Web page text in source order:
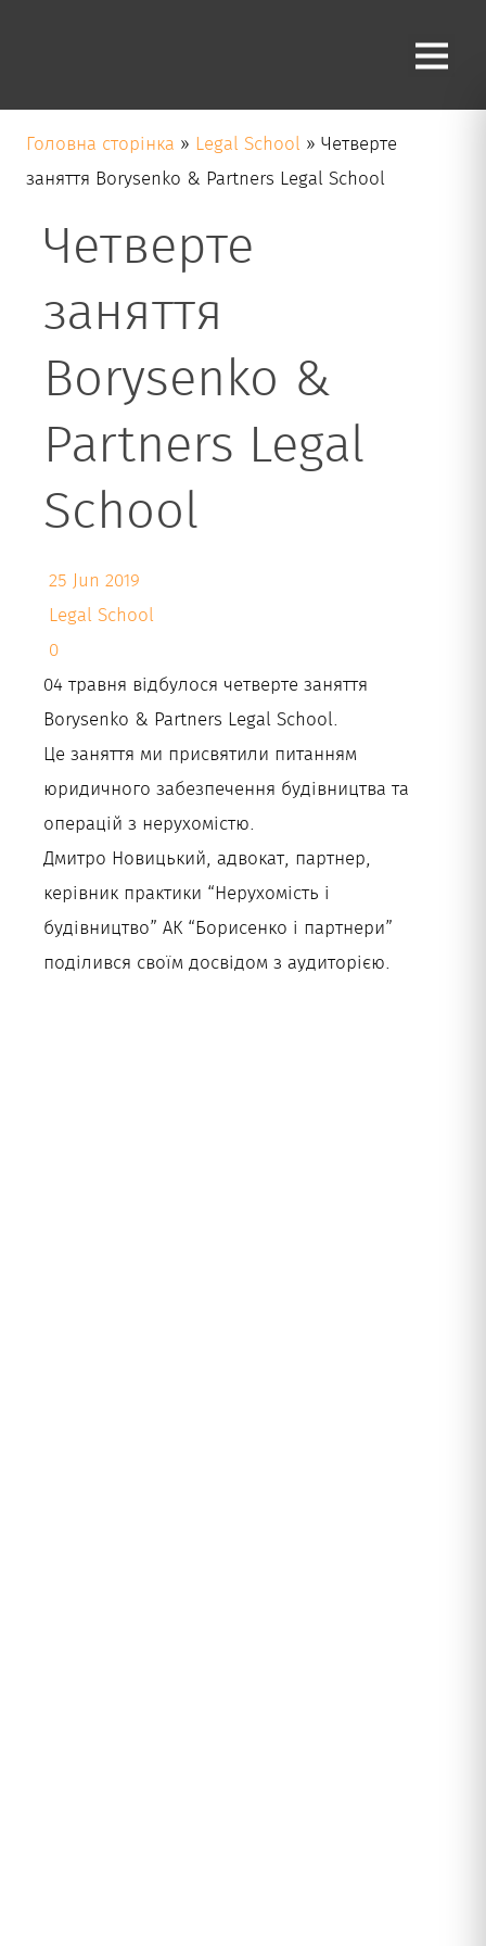
Головна сторінка » Legal School » Четверте
заняття Borysenko & Partners Legal School
Четверте
заняття
Borysenko &
Partners Legal
School
25 Jun 2019
Legal School
0
04 травня відбулося четверте заняття
Borysenko & Partners Legal School.
Це заняття ми присвятили питанням
юридичного забезпечення будівництва та
операцій з нерухомістю.
Дмитро Новицький, адвокат, партнер,
керівник практики “Нерухомість і
будівництво” АК “Борисенко і партнери”
поділився своїм досвідом з аудиторією.